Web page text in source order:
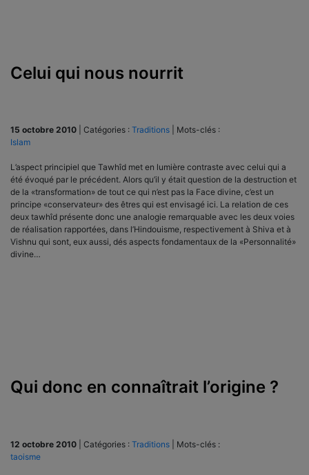
Celui qui nous nourrit
15 octobre 2010 Catégories : Traditions
Mots-clés :
Islam
L’aspect principiel que Tawhîd met en lumière contraste avec celui qui a
été évoqué par le précédent. Alors qu’il y était question de la destruction et
de la «transformation» de tout ce qui n’est pas la Face divine, c’est un
principe «conservateur» des êtres qui est envisagé ici. La relation de ces
deux tawhîd présente donc une analogie remarquable avec les deux voies
de réalisation rapportées, dans l’Hindouisme, respectivement à Shiva et à
Vishnu qui sont, eux aussi, dés aspects fondamentaux de la «Personnalité»
divine…
Qui donc en connaîtrait l’origine ?
12 octobre 2010 Catégories : Traditions
Mots-clés :
taoisme